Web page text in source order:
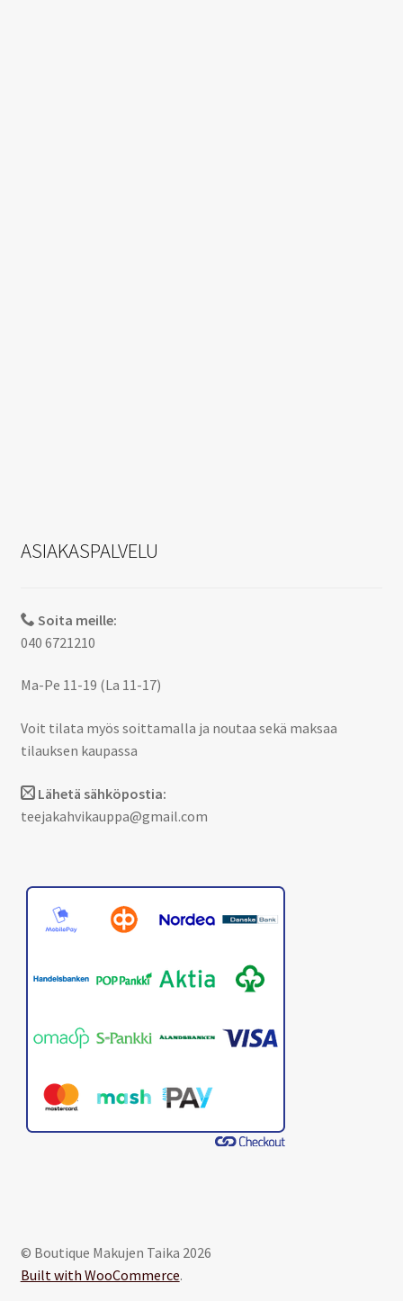
ASIAKASPALVELU
Soita meille:
040 6721210
Ma-Pe 11-19 (La 11-17)
Voit tilata myös soittamalla ja noutaa sekä maksaa
tilauksen kaupassa
Lähetä sähköpostia:
teejakahvikauppa@gmail.com
© Boutique Makujen Taika 2026
Built with WooCommerce.